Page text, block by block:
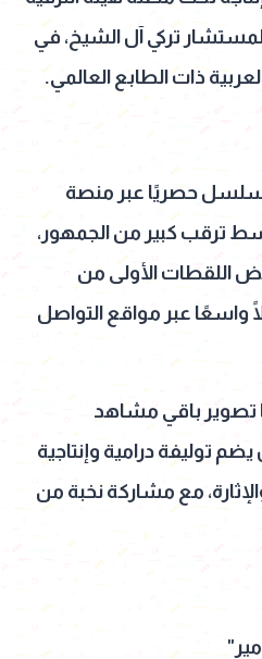
تركي آل الشيخ، في
ذات الطابع العالمي.
حصريًا عبر منصة
عام 2027، وسط ترقب كبير من الجمهور،
اللقطات الأولى من
واسعًا عبر مواقع التواصل
تصوير باقي مشاهد
توليفة درامية وإنتاجية
مع مشاركة نخبة من